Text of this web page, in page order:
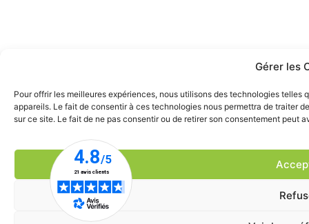
Gérer les
Pour offrir les meilleures expériences, nous utilisons des technologies
appareils. Le fait de consentir à ces technologies nous permettra de traiter
sur ce site. Le fait de ne pas consentir ou de retirer son consentement peut